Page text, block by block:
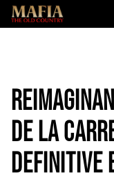
DE LA
DEFINITIVE